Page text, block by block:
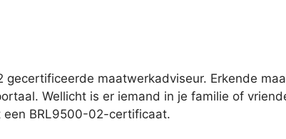
maatwerkadviseur. Erkende
Wellicht is er iemand in je familie of
een BRL9500-02-certificaat.